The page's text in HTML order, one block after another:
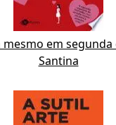
em segunda
Santina